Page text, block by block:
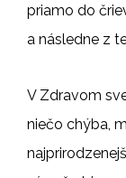
priamo do
a následne z
V Zdravom
niečo chýba,